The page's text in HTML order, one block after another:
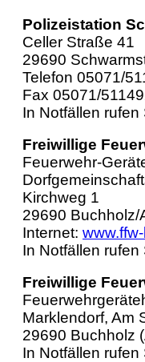
Polizeistation
Celler Straße 41
29690
Telefon 05071/
Fax 05071/
In Notfällen rufen
Freiwillige
Feuerwehr-
Kirchweg 1
29690 Buchholz/
Internet:
In Notfällen rufen
Freiwillige
Marklendorf, Am
29690 Buchholz
In Notfällen rufen